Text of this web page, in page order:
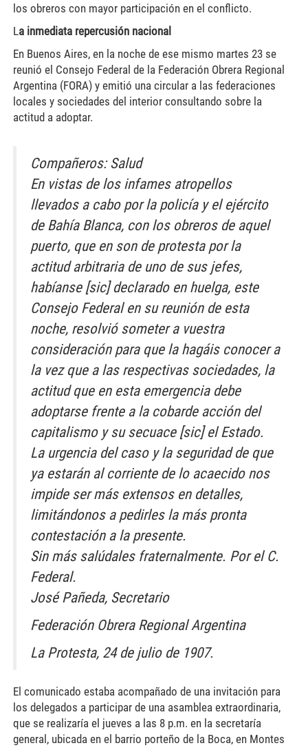
los obreros con mayor participación en el conflicto.
La inmediata repercusión nacional
En Buenos Aires, en la noche de ese mismo martes 23 se
reunió el Consejo Federal de la Federación Obrera Regional
Argentina (FORA) y emitió una circular a las federaciones
locales y sociedades del interior consultando sobre la
actitud a adoptar.
Compañeros: Salud
En vistas de los infames atropellos
llevados a cabo por la policía y el ejército
de Bahía Blanca, con los obreros de aquel
puerto, que en son de protesta por la
actitud arbitraria de uno de sus jefes,
habíanse [sic] declarado en huelga, este
Consejo Federal en su reunión de esta
noche, resolvió someter a vuestra
consideración para que la hagáis conocer a
la vez que a las respectivas sociedades, la
actitud que en esta emergencia debe
adoptarse frente a la cobarde acción del
capitalismo y su secuace [sic] el Estado.
La urgencia del caso y la seguridad de que
ya estarán al corriente de lo acaecido nos
impide ser más extensos en detalles,
limitándonos a pedirles la más pronta
contestación a la presente.
Sin más salúdales fraternalmente. Por el C.
Federal.
José Pañeda, Secretario
Federación Obrera Regional Argentina
La Protesta, 24 de julio de 1907.
El comunicado estaba acompañado de una invitación para
los delegados a participar de una asamblea extraordinaria,
que se realizaría el jueves a las 8 p.m. en la secretaría
general, ubicada en el barrio porteño de la Boca, en Montes